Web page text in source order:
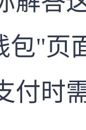
包"页
付时